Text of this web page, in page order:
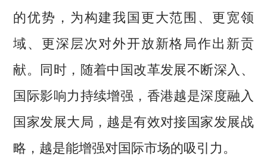
的优势，为构建我国更大范围、更宽领
域、更深层次对外开放新格局作出新贡
献。同时，随着中国改革发展不断深入、
国际影响力持续增强，香港越是深度融入
国家发展大局，越是有效对接国家发展战
略，越是能增强对国际市场的吸引力。